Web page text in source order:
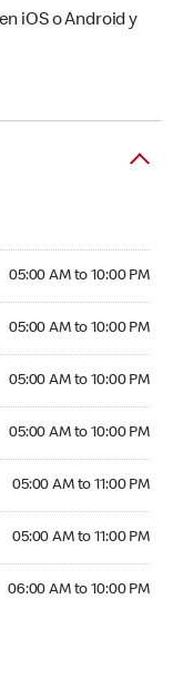
iOS o Android y
05:00 AM to 10:00 PM
05:00 AM to 10:00 PM
05:00 AM to 10:00 PM
05:00 AM to 10:00 PM
05:00 AM to 11:00 PM
05:00 AM to 11:00 PM
06:00 AM to 10:00 PM